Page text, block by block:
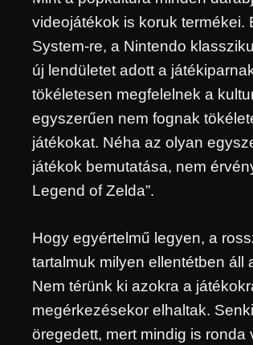
videojátékok is koruk termékei.
System-re, a Nintendo
új lendületet adott a
tökéletesen megfelelnek a
egyszerűen nem fognak
játékokat. Néha az olyan
játékok bemutatása, nem
Legend of Zelda”.
Hogy egyértelmű legyen, a
tartalmuk milyen ellentétben
Nem térünk ki azokra a
megérkezésekor elhaltak.
öregedett, mert mindig is ronda